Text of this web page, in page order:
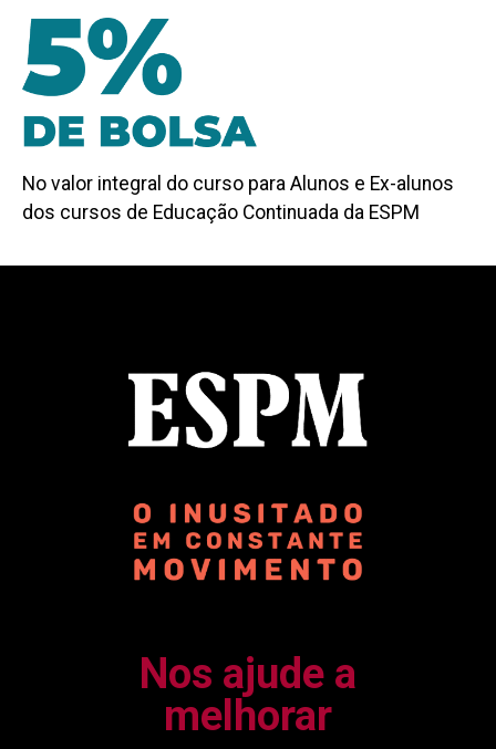
No valor integral do curso para Alunos e Ex-alunos
dos cursos de Educação Continuada da ESPM
Nos ajude a
melhorar